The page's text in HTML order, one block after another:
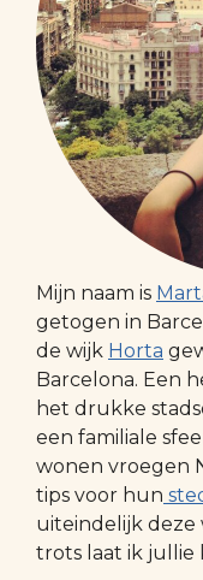
Mijn naam is
getogen in
de wijk Horta
Barcelona. Een
het drukke
een familiale
wonen vroegen
tips voor hun
uiteindelijk deze
trots laat ik jullie